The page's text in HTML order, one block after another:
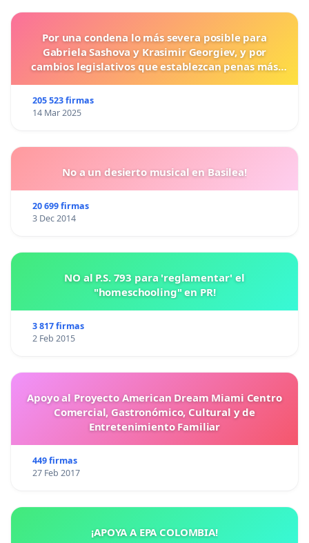
Por una condena lo más severa posible para
Gabriela Sashova y Krasimir Georgiev, y por
cambios legislativos que establezcan penas más
205 523 firmas
14 Mar 2025
No a un desierto musical en Basilea!
20 699 firmas
3 Dec 2014
NO al P.S. 793 para 'reglamentar' el
"homeschooling" en PR!
3 817 firmas
2 Feb 2015
Apoyo al Proyecto American Dream Miami Centro
Comercial, Gastronómico, Cultural y de
Entretenimiento Familiar
449 firmas
27 Feb 2017
¡APOYA A EPA COLOMBIA!